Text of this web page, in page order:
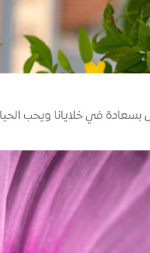
بسعادة في خلايانا ويحب